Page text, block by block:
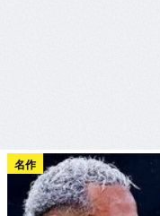
名作